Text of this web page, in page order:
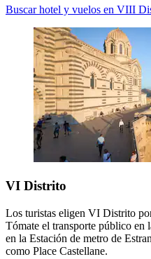
Buscar hotel y vuelos en VIII
VI Distrito
Los turistas eligen VI Distrito
Tómate el transporte público en
en la Estación de metro de
como Place Castellane.